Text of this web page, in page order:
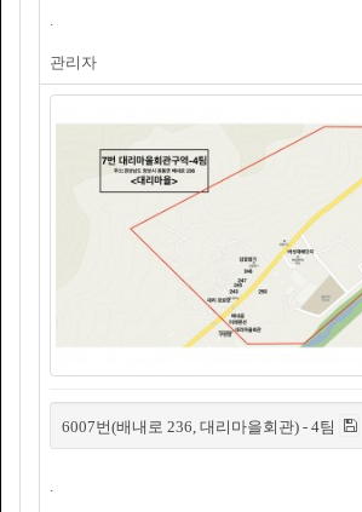
.
관리자
6007번(배내로 236, 대리마을회관) - 4팀
.